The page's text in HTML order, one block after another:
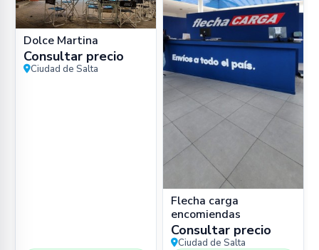
Dolce Martina
Consultar precio
Ciudad de Salta
Flecha carga
encomiendas
Consultar precio
Ciudad de Salta